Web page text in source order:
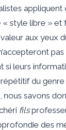
appliquent
style libre » et
aux yeux
si leurs
répétitif du
nous savons
fils
des